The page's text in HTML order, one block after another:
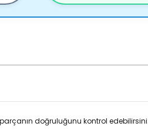
doğruluğunu kontrol